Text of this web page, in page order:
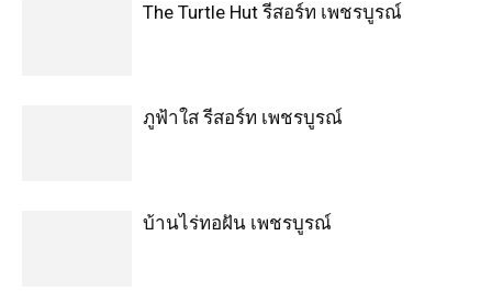
The Turtle Hut รีสอร์ท เพชรบูรณ์
ภูฟ้าใส รีสอร์ท เพชรบูรณ์
บ้านไร่ทอฝัน เพชรบูรณ์